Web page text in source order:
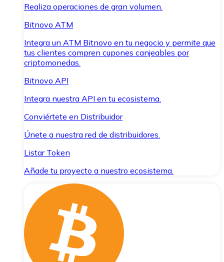
Realiza operaciones de gran volumen.
Bitnovo ATM
Integra un ATM Bitnovo en tu negocio y permite que
tus clientes compren cupones canjeables por
criptomonedas.
Bitnovo API
Integra nuestra API en tu ecosistema.
Conviértete en Distribuidor
Únete a nuestra red de distribuidores.
Listar Token
Añade tu proyecto a nuestro ecosistema.